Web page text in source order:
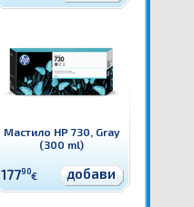
Мастило HP 730, Gray
(300 ml)
17790€ добави